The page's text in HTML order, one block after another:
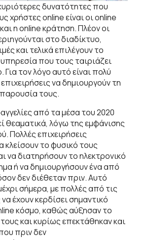
δυνατότητες που
χρήστες online είναι οι online
η online κράτηση. Πλέον οι
στο διαδίκτυο,
και τελικά επιλέγουν το
που τους ταιριάζει
τον λόγο αυτό είναι πολύ
να δημιουργούν τη
τους.
από τα μέσα του 2020
θεαματικά, λόγω της εμφάνισης
Πολλές επιχειρήσεις
κλείσουν το φυσικό τους
να διατηρήσουν το ηλεκτρονικό
ή να δημιουργήσουν ένα από
δεν διέθεταν πριν. Αυτό
σήμερα, με πολλές από τις
έχουν κερδίσει σημαντικό
κόσμο, καθώς αύξησαν το
και κυρίως επεκτάθηκαν και
πριν δεν